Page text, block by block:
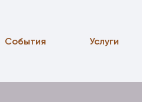
События Услуги